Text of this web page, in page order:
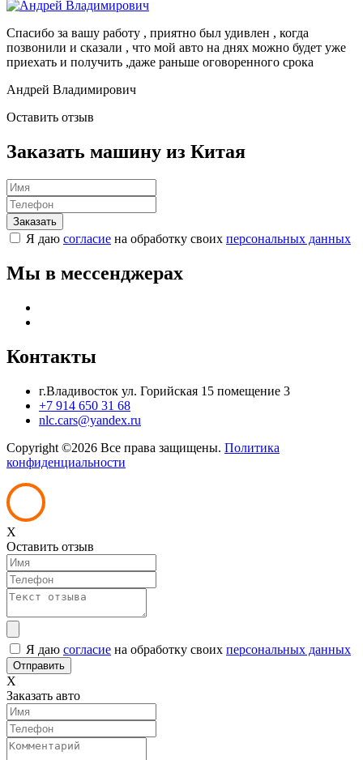
Спасибо за вашу работу , приятно был удивлен , когда
позвонили и сказали , что мой авто на днях можно будет уже
приехать и получить ,даже раньше оговоренного срока
Андрей Владимирович
Оставить отзыв
Заказать машину из Китая
Я даю согласие на обработку своих персональных данных
Мы в мессенджерах
Контакты
г.Владивосток ул. Горийская 15 помещение 3
+7 914 650 31 68
nlc.cars@yandex.ru
Copyright ©2026 Все права защищены. Политика
конфиденциальности
X
Оставить отзыв
Я даю согласие на обработку своих персональных данных
X
Заказать авто